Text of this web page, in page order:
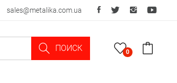
sales@metalika.com.ua
ПОИСК 0